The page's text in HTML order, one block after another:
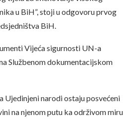
u BiH”, stoji u odgovoru prvog
BiH.
Vijeća sigurnosti UN-a
Službenom dokumentacijskom
Ujedinjeni narodi ostaju posvećeni
na njenom putu ka održivom miru